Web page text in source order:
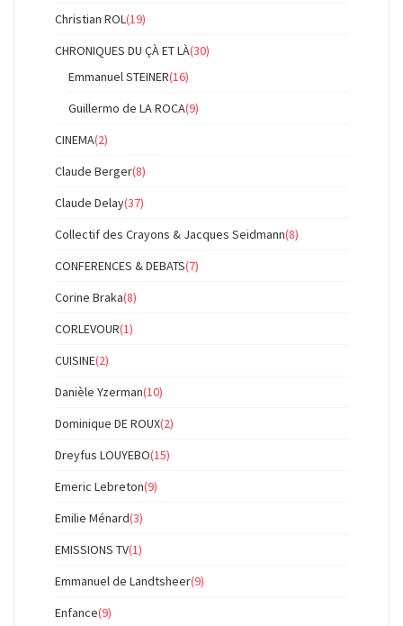
Christian ROL(19)
CHRONIQUES DU ÇÀ ET LÀ(30)
Emmanuel STEINER(16)
Guillermo de LA ROCA(9)
CINEMA(2)
Claude Berger(8)
Claude Delay(37)
Collectif des Crayons & Jacques Seidmann(8)
CONFERENCES & DEBATS(7)
Corine Braka(8)
CORLEVOUR(1)
CUISINE(2)
Danièle Yzerman(10)
Dominique DE ROUX(2)
Dreyfus LOUYEBO(15)
Emeric Lebreton(9)
Emilie Ménard(3)
EMISSIONS TV(1)
Emmanuel de Landtsheer(9)
Enfance(9)